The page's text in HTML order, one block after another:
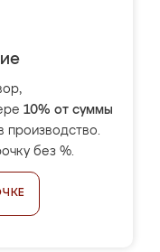
10% от суммы
производство.
без %.